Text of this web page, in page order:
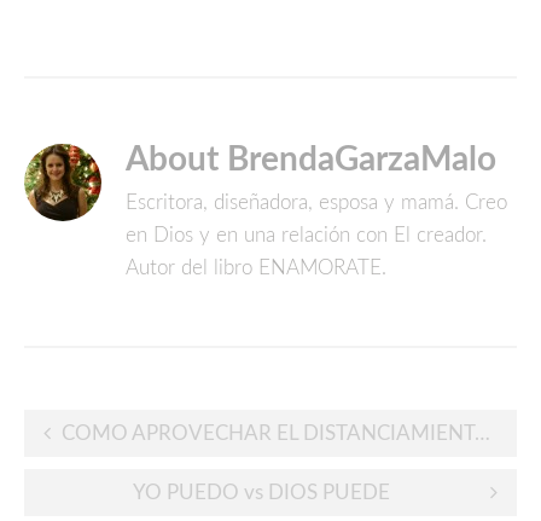
About BrendaGarzaMalo
Escritora, diseñadora, esposa y mamá. Creo
en Dios y en una relación con El creador.
Autor del libro ENAMORATE.
Post
navigation
COMO APROVECHAR EL DISTANCIAMIENTO SOCIAL
YO PUEDO vs DIOS PUEDE